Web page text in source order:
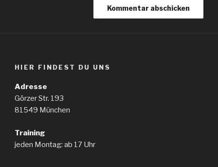
HIER FINDEST DU UNS
Adresse
Görzer Str. 193
81549 München
Training
jeden Montag: ab 17 Uhr